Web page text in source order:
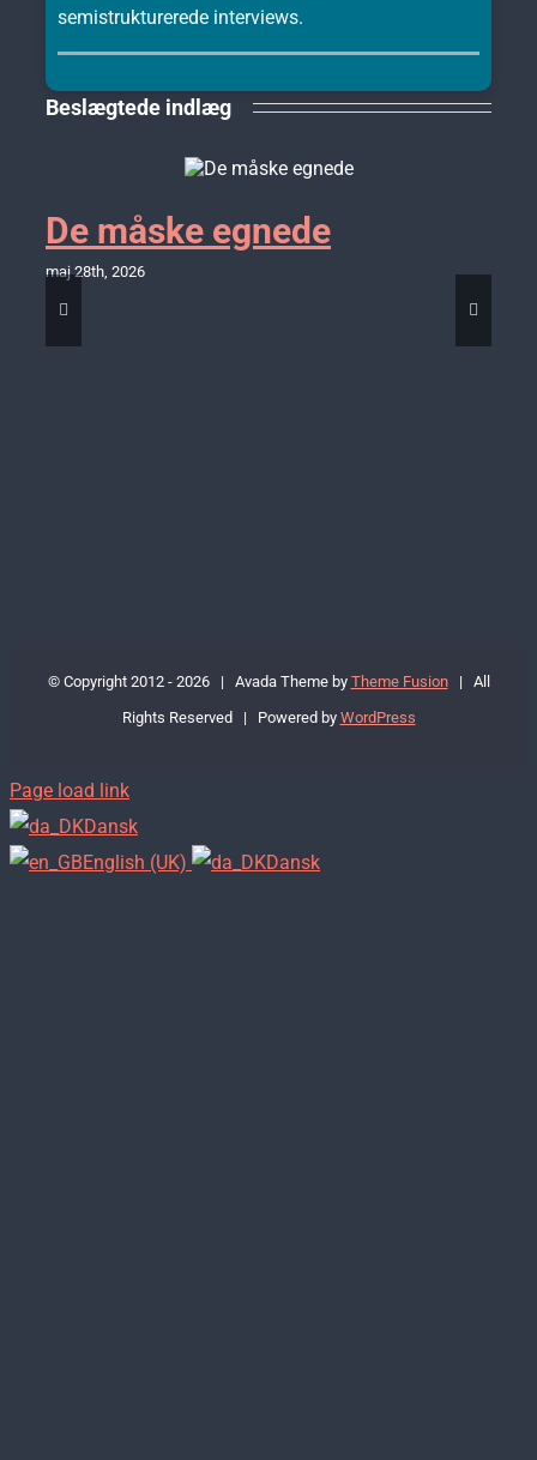
semistrukturerede interviews.
Beslægtede indlæg
De måske egnede
maj 28th, 2026
© Copyright 2012 - 2026 | Avada Theme by Theme Fusion| All
Rights Reserved | Powered by WordPress
Page load link
Dansk
English (UK)
Dansk